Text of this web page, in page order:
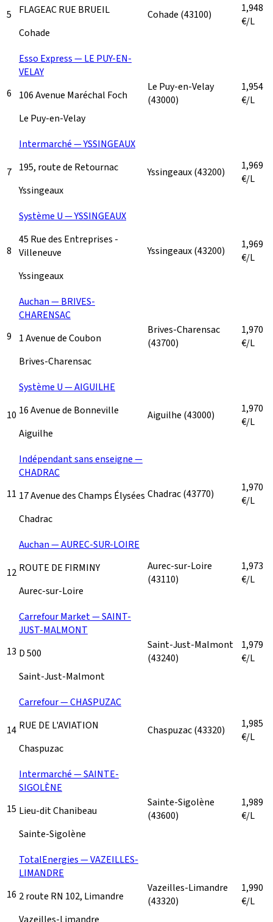
5
FLAGEAC RUE BRUEIL
Cohade
Cohade (43100)
1,948
€/L
6
Esso Express — LE PUY-EN-
VELAY
106 Avenue Maréchal Foch
Le Puy-en-Velay
Le Puy-en-Velay
(43000)
1,954
€/L
7
Intermarché — YSSINGEAUX
195, route de Retournac
Yssingeaux
Yssingeaux(43200)
1,969
€/L
8
Système U — YSSINGEAUX
45 Rue des Entreprises -
Villeneuve
Yssingeaux
Yssingeaux(43200)
1,969
€/L
9
Auchan — BRIVES-
CHARENSAC
1 Avenue de Coubon
Brives-Charensac
Brives-Charensac
(43700)
1,970
€/L
10
Système U — AIGUILHE
16 Avenue de Bonneville
Aiguilhe
Aiguilhe (43000)
1,970
€/L
11
Indépendant sans enseigne —
CHADRAC
17 Avenue des Champs Élysées
Chadrac
Chadrac(43770)
1,970
€/L
12
Auchan — AUREC-SUR-LOIRE
ROUTE DE FIRMINY
Aurec-sur-Loire
Aurec-sur-Loire
(43110)
1,973
€/L
13
Carrefour Market — SAINT-
JUST-MALMONT
D 500
Saint-Just-Malmont
Saint-Just-Malmont
(43240)
1,979
€/L
14
Carrefour — CHASPUZAC
RUE DE L'AVIATION
Chaspuzac
Chaspuzac(43320)
1,985
€/L
15
Intermarché — SAINTE-
SIGOLÈNE
Lieu-dit Chanibeau
Sainte-Sigolène
Sainte-Sigolène
(43600)
1,989
€/L
16
TotalEnergies — VAZEILLES-
LIMANDRE
2 route RN 102, Limandre
Vazeilles-Limandre
(43320)
1,990
€/L